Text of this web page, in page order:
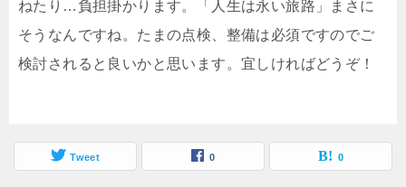
ねたり…負担掛かります。「人生は永い旅路」まさに
そうなんですね。たまの点検、整備は必須ですのでご
検討されると良いかと思います。宜しければどうぞ！
Tweet 0 0